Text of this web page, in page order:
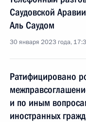
Саудовской
Аль Саудом
30 января 2023 года,
Ратифицировано
и по иным
иностранных